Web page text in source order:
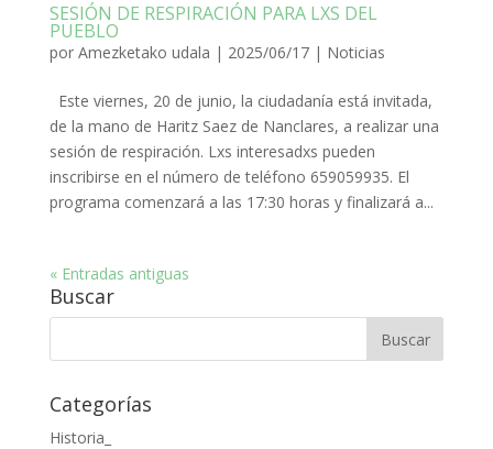
SESIÓN DE RESPIRACIÓN PARA LXS DEL
PUEBLO
por Amezketako udala | 2025/06/17| Noticias
Este viernes, 20 de junio, la ciudadanía está invitada,
de la mano de Haritz Saez de Nanclares, a realizar una
sesión de respiración. Lxs interesadxs pueden
inscribirse en el número de teléfono 659059935. El
programa comenzará a las 17:30 horas y finalizará a...
« Entradas antiguas
Buscar
Categorías
Historia_